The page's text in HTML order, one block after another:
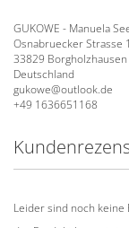
GUKOWE - Manuela
Osnabruecker Strasse
33829 Borgholzhausen
Deutschland
gukowe@outlook.de
+49 1636651168
Leider sind noch